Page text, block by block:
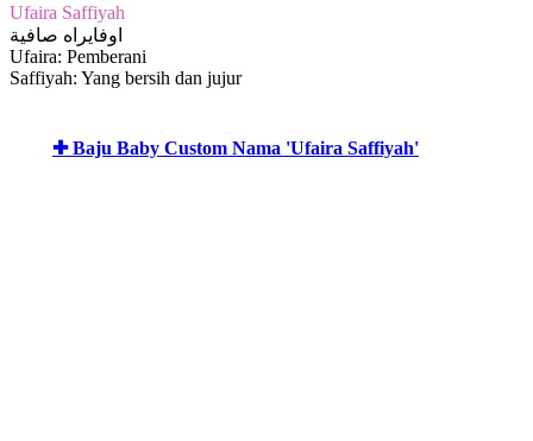
Ufaira Saffiyah
اوفايراه صافية
Ufaira: Pemberani
Saffiyah: Yang bersih dan jujur
✚ Baju Baby Custom Nama 'Ufaira Saffiyah'